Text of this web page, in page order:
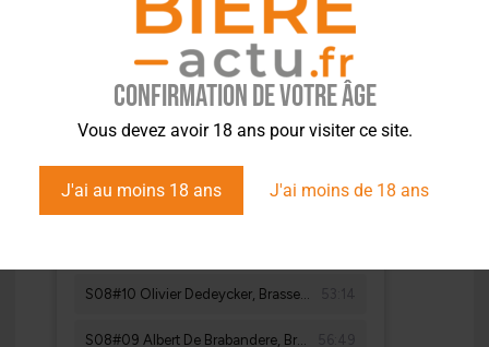
Confirmation de votre âge
Vous devez avoir 18 ans pour visiter ce site.
J'ai au moins 18 ans J'ai moins de 18 ans